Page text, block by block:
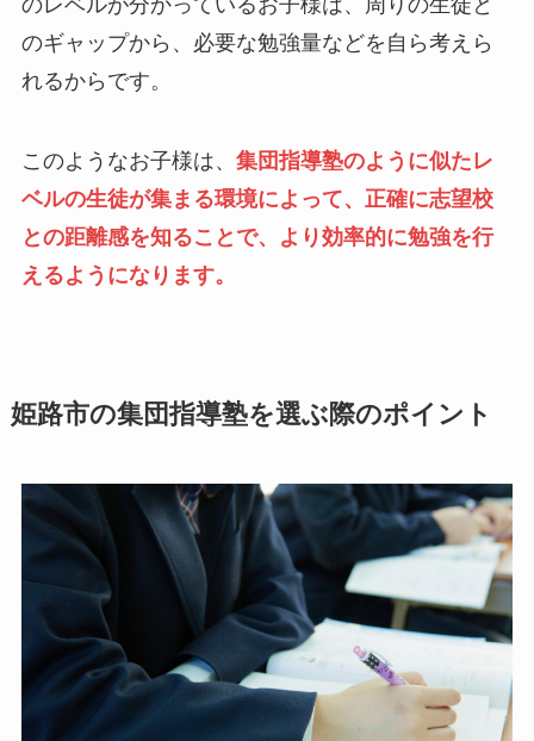
のギャップから、必要な勉強量などを自ら考えら
れるからです。
このようなお子様は、 集団指導塾のように似たレ
ベルの生徒が集まる環境によって、正確に志望校
との距離感を知ることで、より効率的に勉強を行
えるようになります。
姫路市の集団指導塾を選ぶ際のポイント